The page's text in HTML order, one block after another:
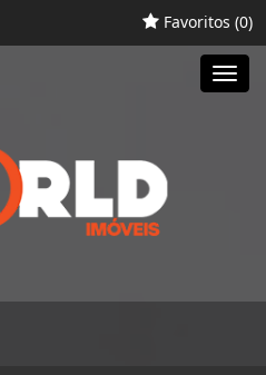
Favoritos (0)